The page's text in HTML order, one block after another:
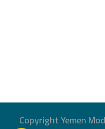
Copyright Yemen